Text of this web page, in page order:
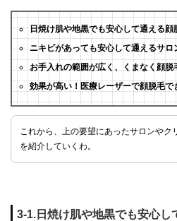
日焼け肌や地黒でも安心して通える顔
ニキビがあっても安心して通えるサロ
お手入れの範囲が広く、くまなく顔脱
効果が高い！医療レーザーで顔脱毛で
これから、上の要望にあったサロンやク
を紹介していくわ。
3-1.日焼け肌や地黒でも安心し